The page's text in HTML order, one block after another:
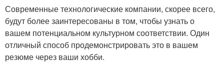
Современные технологические компании, скорее всего,
будут более заинтересованы в том, чтобы узнать о
вашем потенциальном культурном соответствии. Один
отличный способ продемонстрировать это в вашем
резюме через ваши хобби.